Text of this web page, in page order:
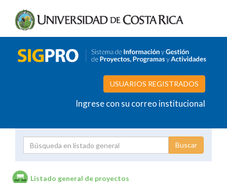
USUARIOS REGISTRADOS
Ingrese con su correo institucional
Listado general de proyectos